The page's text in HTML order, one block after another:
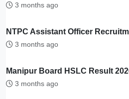
3 months ago
NTPC Assistant Officer
3 months ago
Manipur Board HSLC Result
3 months ago